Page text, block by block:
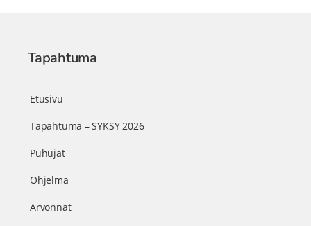
Tapahtuma
Etusivu
Tapahtuma – SYKSY 2026
Puhujat
Ohjelma
Arvonnat